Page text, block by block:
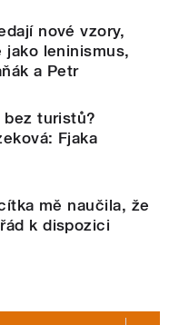
nové vzory,
jako leninismus,
a Petr
bez turistů?
Fjaka
mě naučila, že
k dispozici